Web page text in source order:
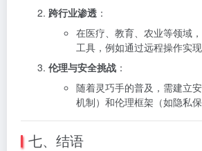
跨行业渗透 ：
在医疗、教育、农业等领域
工具，例如通过远程操作实现
伦理与安全挑战 ：
随着灵巧手的普及，需建立
机制）和伦理框架（如隐私保
七、结语